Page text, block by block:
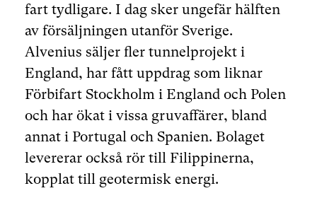
fart tydligare. I dag sker ungefär hälften
av försäljningen utanför Sverige.
Alvenius säljer fler tunnelprojekt i
England, har fått uppdrag som liknar
Förbifart Stockholm i England och Polen
och har ökat i vissa gruvaffärer, bland
annat i Portugal och Spanien. Bolaget
levererar också rör till Filippinerna,
kopplat till geotermisk energi.